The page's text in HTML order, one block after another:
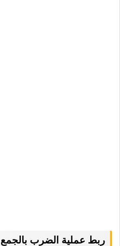
ربط عملية الضرب بالجمع